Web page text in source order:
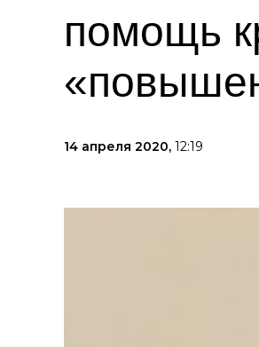
помощь
14 апреля 2020, 12:19